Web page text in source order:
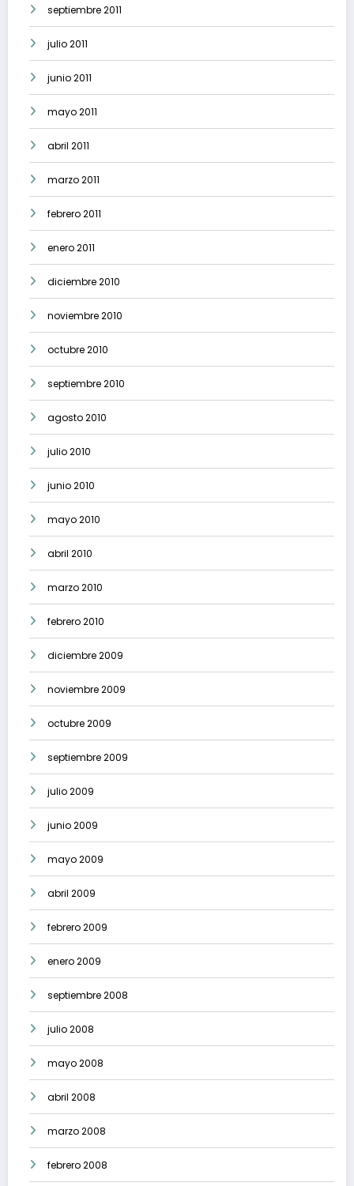
septiembre 2011
julio 2011
junio 2011
mayo 2011
abril 2011
marzo 2011
febrero 2011
enero 2011
diciembre 2010
noviembre 2010
octubre 2010
septiembre 2010
agosto 2010
julio 2010
junio 2010
mayo 2010
abril 2010
marzo 2010
febrero 2010
diciembre 2009
noviembre 2009
octubre 2009
septiembre 2009
julio 2009
junio 2009
mayo 2009
abril 2009
febrero 2009
enero 2009
septiembre 2008
julio 2008
mayo 2008
abril 2008
marzo 2008
febrero 2008